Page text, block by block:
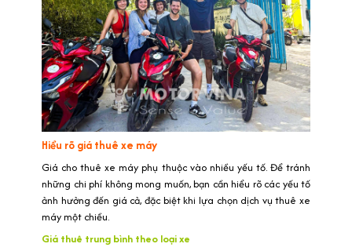
Hiểu rõ giá thuê xe máy
Giá cho thuê xe máy phụ thuộc vào nhiều yếu tố. Để tránh
những chi phí không mong muốn, bạn cần hiểu rõ các yếu tố
ảnh hưởng đến giá cả, đặc biệt khi lựa chọn dịch vụ thuê xe
máy một chiều.
Giá thuê trung bình theo loại xe